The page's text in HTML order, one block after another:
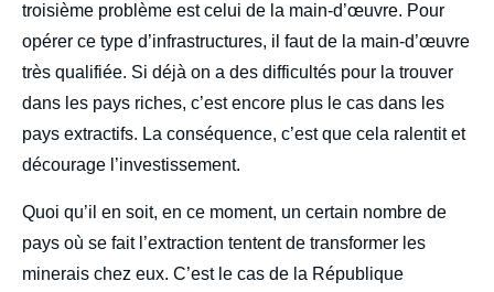
troisième problème est celui de la main-d’œuvre. Pour
opérer ce type d’infrastructures, il faut de la main-d’œuvre
très qualifiée. Si déjà on a des difficultés pour la trouver
dans les pays riches, c’est encore plus le cas dans les
pays extractifs. La conséquence, c’est que cela ralentit et
décourage l’investissement.
Quoi qu’il en soit, en ce moment, un certain nombre de
pays où se fait l’extraction tentent de transformer les
minerais chez eux. C’est le cas de la République